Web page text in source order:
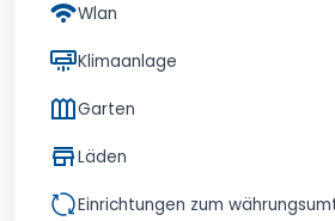
Wlan
Klimaanlage
Garten
Läden
Einrichtungen zum